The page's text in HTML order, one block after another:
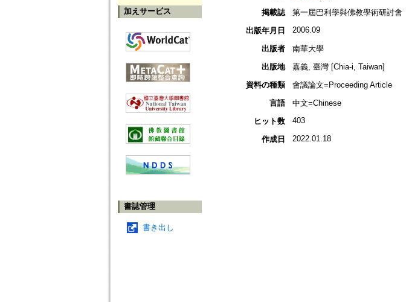
加えサービス
書誌管理
書き出し
掲載誌
第一屆巴利學與佛教學術研討會
出版年月日
2006.09
出版者
南華大學
出版地
嘉義, 臺灣 [Chia-i, Taiwan]
資料の種類
會議論文=Proceeding Article
言語
中文=Chinese
ヒット数
403
作成日 2022.01.18